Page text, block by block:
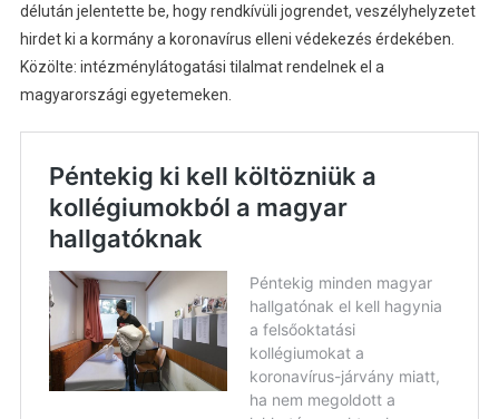
délután jelentette be, hogy rendkívüli jogrendet, veszélyhelyzetet
hirdet ki a kormány a koronavírus elleni védekezés érdekében.
Közölte: intézménylátogatási tilalmat rendelnek el a
magyarországi egyetemeken.